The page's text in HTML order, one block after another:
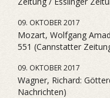
09. OKTOBER 2017
Mozart, Wolfgang
551 (Cannstatter
09. OKTOBER 2017
Wagner, Richard:
Nachrichten)